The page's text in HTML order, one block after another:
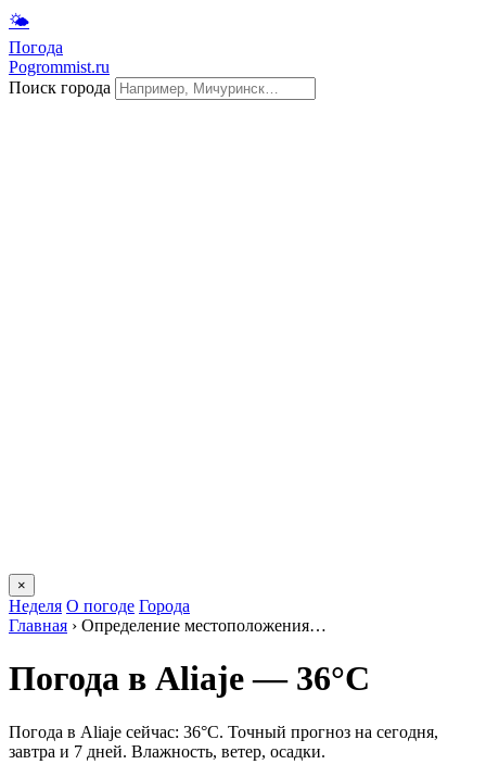
🌤
Погода
Pogrommist.ru
Поиск города
×
Неделя О погоде Города
Главная › Определение местоположения…
Погода в Aliajе — 36°C
Погода в Aliajе сейчас: 36°C. Точный прогноз на сегодня,
завтра и 7 дней. Влажность, ветер, осадки.